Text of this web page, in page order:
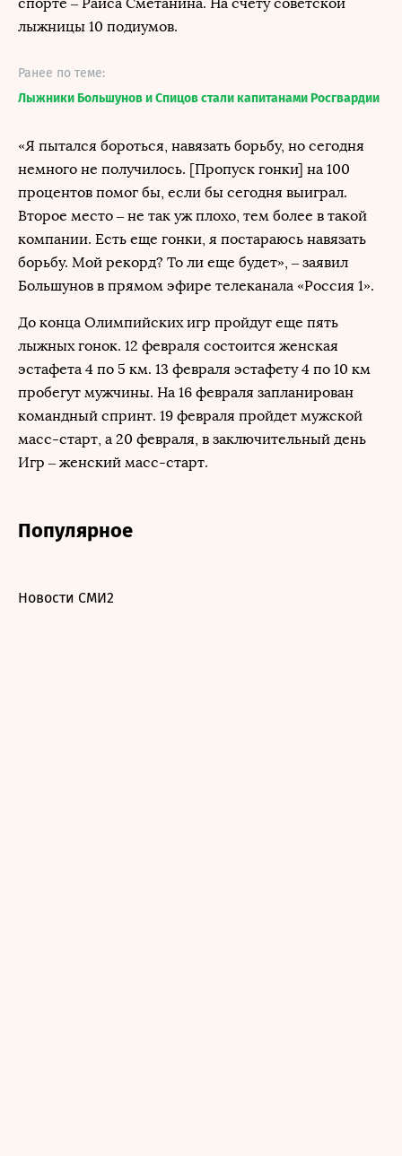
лыжницы 10 подиумов.
Ранее по теме:
Лыжники Большунов и Спицов стали капитанами Росгвардии
«Я пытался бороться, навязать борьбу, но сегодня
немного не получилось. [Пропуск гонки] на 100
процентов помог бы, если бы сегодня выиграл.
Второе место – не так уж плохо, тем более в такой
компании. Есть еще гонки, я постараюсь навязать
борьбу. Мой рекорд? То ли еще будет», – заявил
Большунов в прямом эфире телеканала «Россия 1».
До конца Олимпийских игр пройдут еще пять
лыжных гонок. 12 февраля состоится женская
эстафета 4 по 5 км. 13 февраля эстафету 4 по 10 км
пробегут мужчины. На 16 февраля запланирован
командный спринт. 19 февраля пройдет мужской
масс-старт, а 20 февраля, в заключительный день
Игр – женский масс-старт.
Популярное
Новости СМИ2